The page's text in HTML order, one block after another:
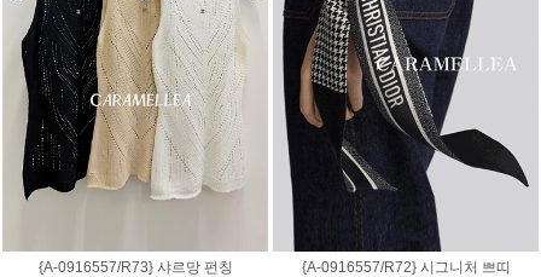
{A-0916557/R73} 샤르망 펀칭
{A-0916557/R72} 시그니처 쁘띠